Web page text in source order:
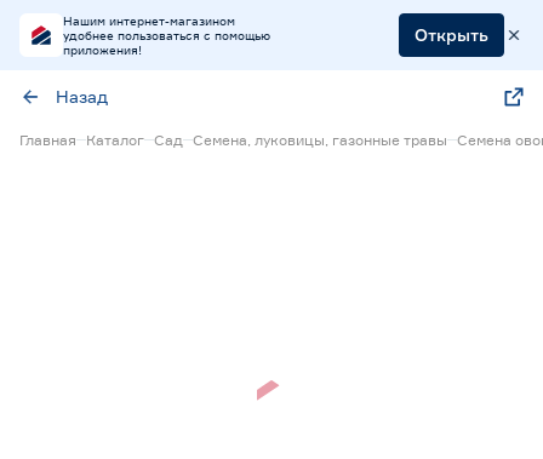
Нашим интернет-магазином
удобнее пользоваться с помощью
приложения!
Открыть
Назад
Главная Каталог Сад Семена, луковицы, газонные травы Семена